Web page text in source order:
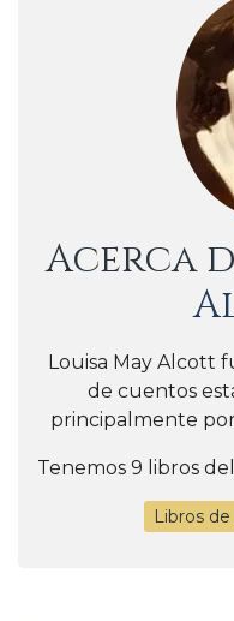
Acerca
Louisa May Alcott
de cuentos
principalmente
Tenemos 9 libros
Libros